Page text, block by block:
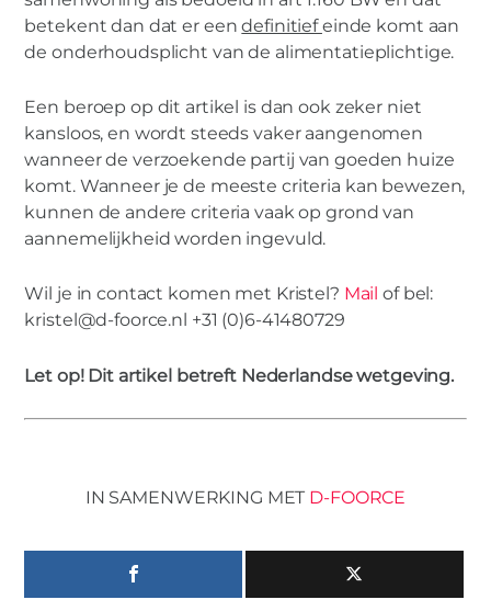
betekent dan dat er eendefinitiefeinde komt aan
de onderhoudsplicht van de alimentatieplichtige.
Een beroep op dit artikel is dan ook zeker niet
kansloos, en wordt steeds vaker aangenomen
wanneer de verzoekende partij van goeden huize
komt. Wanneer je de meeste criteria kan bewezen,
kunnen de andere criteria vaak op grond van
aannemelijkheid worden ingevuld.
Wil je in contact komen met Kristel? Mail of bel:
kristel@d-foorce.nl +31 (0)6-41480729
Let op! Dit artikel betreft Nederlandse wetgeving.
IN SAMENWERKING MET D-FOORCE